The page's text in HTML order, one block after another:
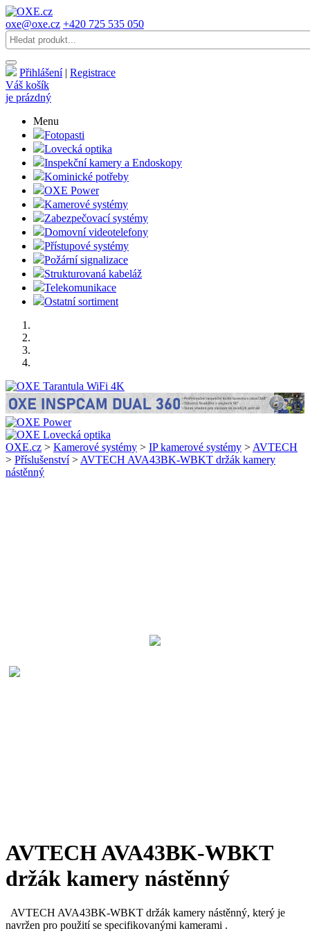
oxe@oxe.cz +420 725 535 050
Přihlášení| Registrace
Váš košík
je prázdný
Menu
Fotopasti
Lovecká optika
Inspekční kamery a Endoskopy
Kominické potřeby
OXE Power
Kamerové systémy
Zabezpečovací systémy
Domovní videotelefony
Přístupové systémy
Požární signalizace
Strukturovaná kabeláž
Telekomunikace
Ostatní sortiment
OXE.cz > Kamerové systémy > IP kamerové systémy > AVTECH
> Příslušenství> AVTECH AVA43BK-WBKT držák kamery
nástěnný
AVTECH AVA43BK-WBKT
držák kamery nástěnný
AVTECH AVA43BK-WBKT držák kamery nástěnný, který je
navržen pro použití se specifikovanými kamerami .